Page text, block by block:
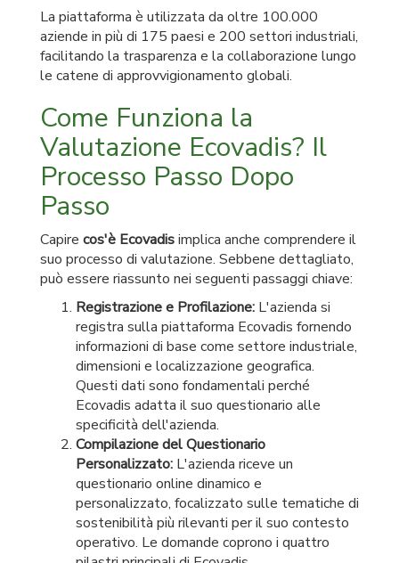
La piattaforma è utilizzata da oltre 100.000
aziende in più di 175 paesi e 200 settori industriali,
facilitando la trasparenza e la collaborazione lungo
le catene di approvvigionamento globali.
Come Funziona la
Valutazione Ecovadis? Il
Processo Passo Dopo
Passo
Capire cos'è Ecovadisimplica anche comprendere il
suo processo di valutazione. Sebbene dettagliato,
può essere riassunto nei seguenti passaggi chiave:
Registrazione e Profilazione: L'azienda si
registra sulla piattaforma Ecovadis fornendo
informazioni di base come settore industriale,
dimensioni e localizzazione geografica.
Questi dati sono fondamentali perché
Ecovadis adatta il suo questionario alle
specificità dell'azienda.
Compilazione del Questionario
Personalizzato: L'azienda riceve un
questionario online dinamico e
personalizzato, focalizzato sulle tematiche di
sostenibilità più rilevanti per il suo contesto
operativo. Le domande coprono i quattro